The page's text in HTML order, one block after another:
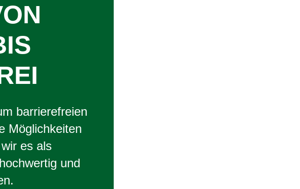
barrierefreien
Möglichkeiten
es als
und